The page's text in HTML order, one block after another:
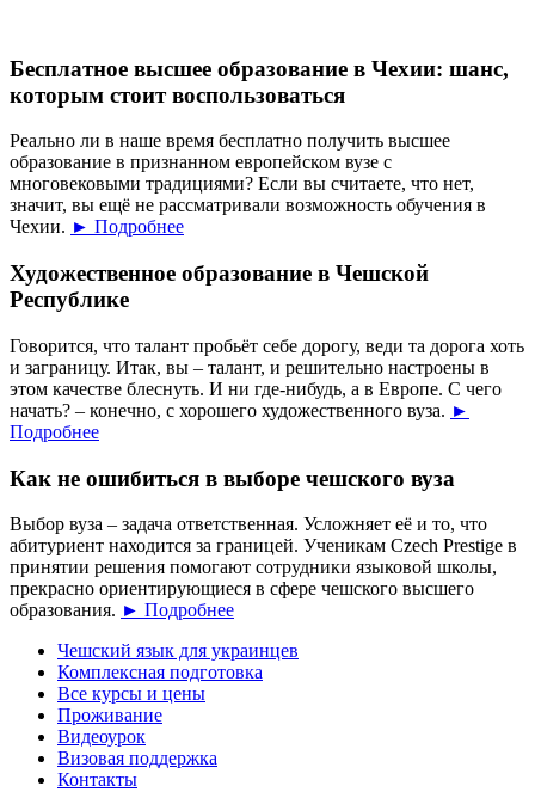
Бесплатное высшее образование в Чехии: шанс,
которым стоит воспользоваться
Реально ли в наше время бесплатно получить высшее
образование в признанном европейском вузе с
многовековыми традициями? Если вы считаете, что нет,
значит, вы ещё не рассматривали возможность обучения в
Чехии. ► Подробнее
Художественное образование в Чешской
Республике
Говорится, что талант пробьёт себе дорогу, веди та дорога хоть
и заграницу. Итак, вы – талант, и решительно настроены в
этом качестве блеснуть. И ни где-нибудь, а в Европе. С чего
начать? – конечно, с хорошего художественного вуза. ►
Подробнее
Как не ошибиться в выборе чешского вуза
Выбор вуза – задача ответственная. Усложняет её и то, что
абитуриент находится за границей. Ученикам Czech Prestige в
принятии решения помогают сотрудники языковой школы,
прекрасно ориентирующиеся в сфере чешского высшего
образования. ► Подробнее
Чешский язык для украинцев
Комплексная подготовка
Все курсы и цены
Проживание
Видеоурок
Визовая поддержка
Контакты